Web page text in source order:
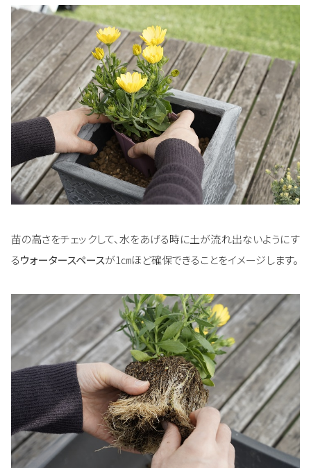
苗の高さをチェックして、水をあげる時に土が流れ出ないようにす
るウォータースペースが1㎝ほど確保できることをイメージします。